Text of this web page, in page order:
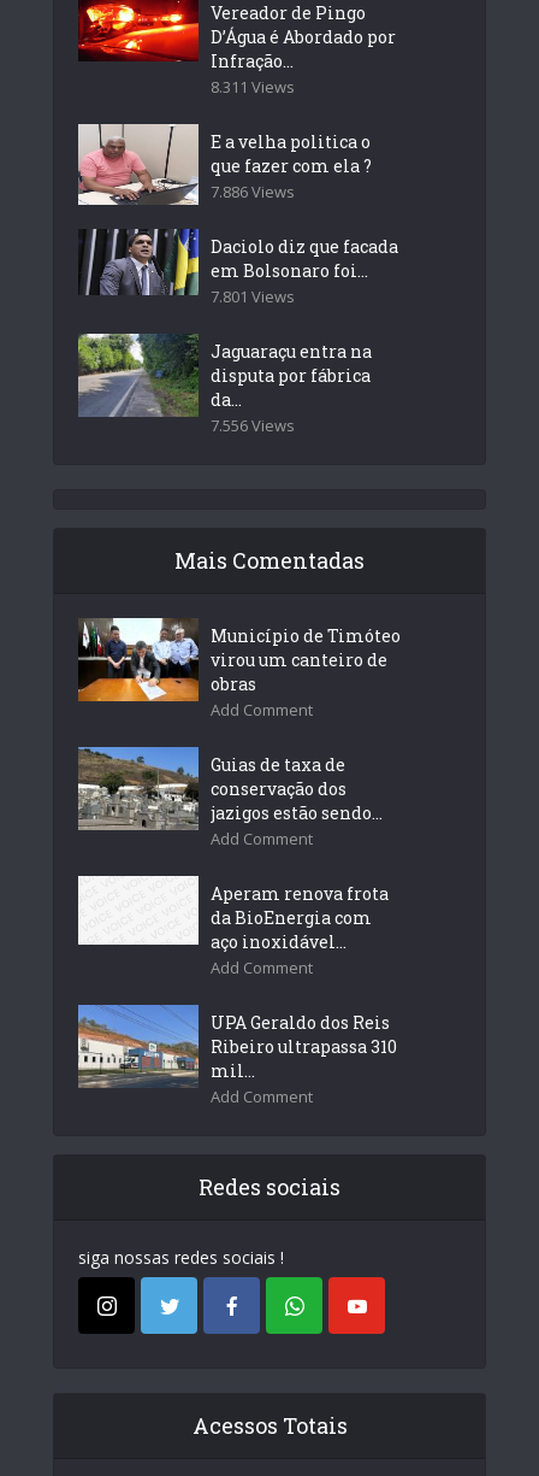
Vereador de Pingo
D’Água é Abordado por
Infração...
8.311 Views
E a velha politica o
que fazer com ela ?
7.886 Views
Daciolo diz que facada
em Bolsonaro foi...
7.801 Views
Jaguaraçu entra na
disputa por fábrica
da...
7.556 Views
Mais Comentadas
Município de Timóteo
virou um canteiro de
obras
Add Comment
Guias de taxa de
conservação dos
jazigos estão sendo...
Add Comment
Aperam renova frota
da BioEnergia com
aço inoxidável...
Add Comment
UPA Geraldo dos Reis
Ribeiro ultrapassa 310
mil...
Add Comment
Redes sociais
siga nossas redes sociais !
Acessos Totais